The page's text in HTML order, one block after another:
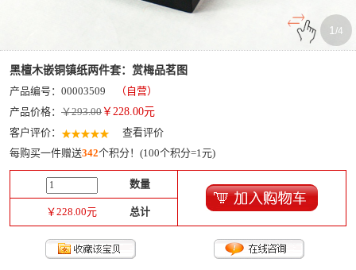
1 /4
黑檀木嵌铜镇纸两件套：赏梅品茗图
产品编号：00003509
（自营）
产品价格： ￥293.00 ￥ 228.00元
客户评价：
查看评价
每购买一件赠送342个积分！(100个积分=1元)
数量
￥228.00元 总计